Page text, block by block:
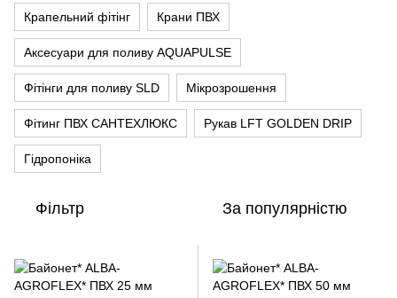
Крапельний фітінг Крани ПВХ
Аксесуари для поливу AQUAPULSE
Фітінги для поливу SLD Мікрозрошення
Фітинг ПВХ CАНТЕХЛЮКС Рукав LFT GOLDEN DRIP
Гідропоніка
Фільтр За популярністю